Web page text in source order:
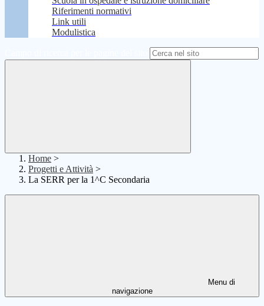
Riferimenti normativi
Link utili
Modulistica
Home >
Progetti e Attività >
La SERR per la 1^C Secondaria
Menu di
navigazione